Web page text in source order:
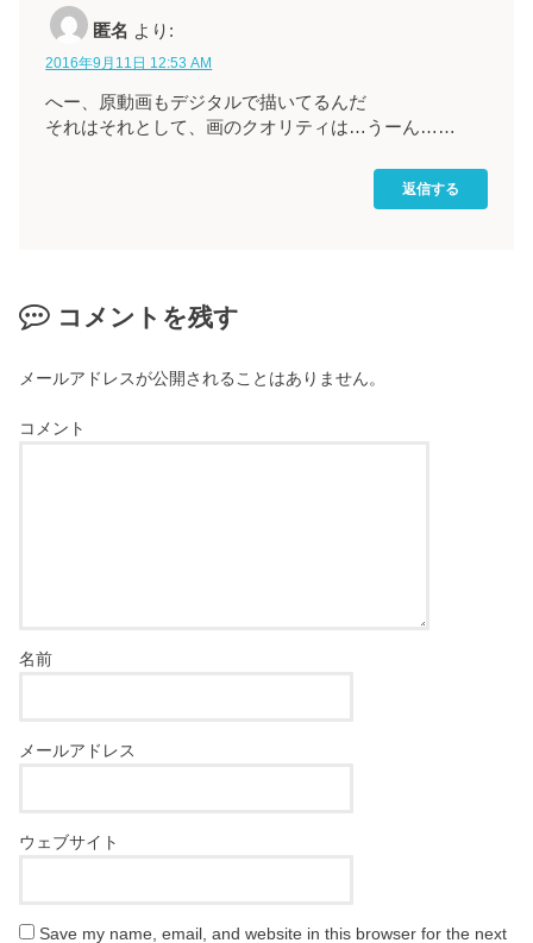
匿名 より:
2016年9月11日 12:53 AM
へー、原動画もデジタルで描いてるんだ
それはそれとして、画のクオリティは…うーん……
返信する
コメントを残す
メールアドレスが公開されることはありません。
コメント
名前
メールアドレス
ウェブサイト
Save my name, email, and website in this browser for the next